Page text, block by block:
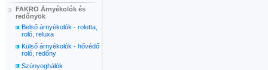
FAKRO Árnyékolók és
redőnyök
Belső árnyékolók - roletta,
roló, reluxa
Külső árnyékolók - hővédő
roló, redőny
Szúnyoghálók